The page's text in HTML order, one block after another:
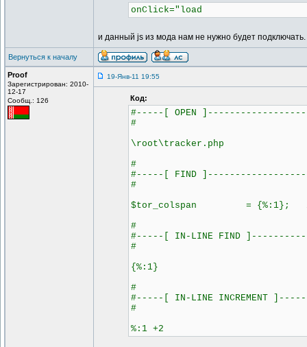
onClick="load
и данный js из мода нам не нужно будет подключать.
Вернуться к началу
Proof
Зарегистрирован: 2010-
12-17
Сообщ.: 126
19-Янв-11 19:55
Код:
#-----[ OPEN
#
\root\tracker.php
#
#-----[ FIND
#
$tor_colspan = {%:1}; //
#
#-----[ IN-LINE FIND
#
{%:1}
#
#-----[ IN-LINE
#
%:1 +2